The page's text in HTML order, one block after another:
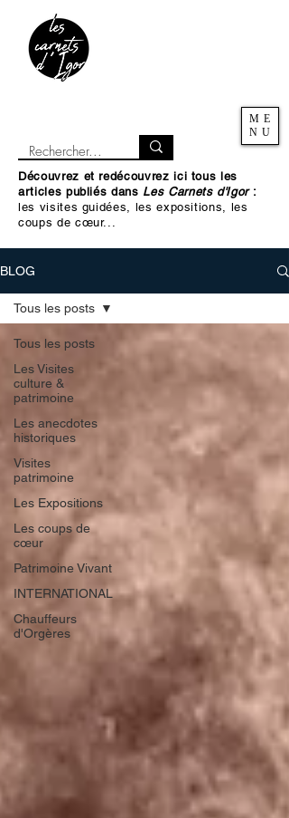
ME
NU
Découvrez et redécouvrez ici tous les
articles publiés dans Les Carnets d'Igor :
les visites guidées, les expositions, les
coups de cœur...
BLOG
Tous les posts
Les Visites
culture &
patrimoine
Les anecdotes
historiques
Visites
patrimoine
Les Expositions
Les coups de
cœur
Patrimoine Vivant
INTERNATIONAL
Chauffeurs
d'Orgères
Tous les posts